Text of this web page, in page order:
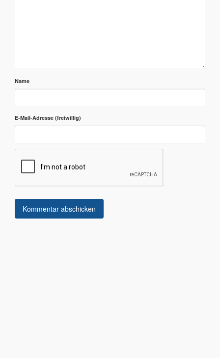
Name
E-Mail-Adresse